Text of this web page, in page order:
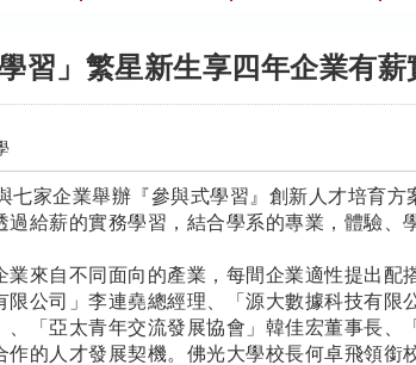
習」繁星新生享四年企業有薪
七家企業舉辦『參與式學習』創新人才培育
給薪的實務學習，結合學系的專業，體驗、
業來自不同面向的產業，每間企業適性提出
限公司」李連堯總經理、「源大數據科技有
、「亞太青年交流發展協會」韓佳宏董事長
作的人才發展契機。佛光大學校長何卓飛領